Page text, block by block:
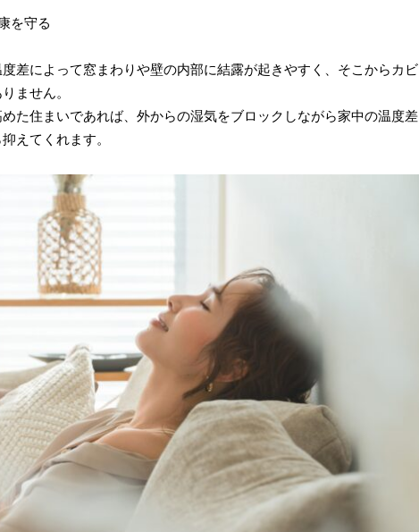
を守る
差によって窓まわりや壁の内部に結露が起きやすく、そこからカビ
ません。
た住まいであれば、外からの湿気をブロックしながら家中の温度差
えてくれます。